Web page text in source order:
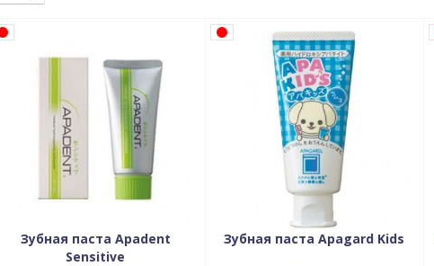
Зубная паста Apadent
Sensitive
Зубная паста Apagard Kids